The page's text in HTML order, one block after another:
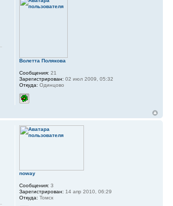
Волетта Полякова
Сообщения: 21
Зарегистрирован: 02 июл 2009, 05:32
Откуда: Одинцово
noway
Сообщения: 3
Зарегистрирован: 14 апр 2010, 06:29
Откуда: Томск